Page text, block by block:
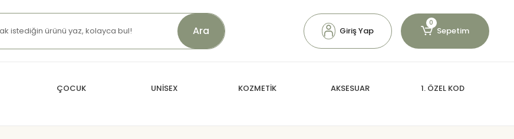
Ara Giriş Yap
0
Sepetim
ÇOCUK UNİSEX KOZMETİK AKSESUAR 1. ÖZEL KOD